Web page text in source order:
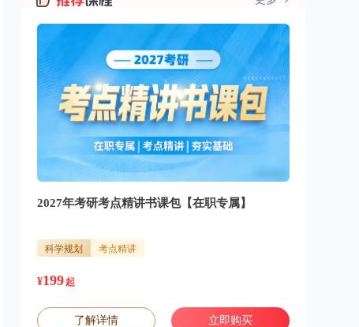
2027年考研考点精讲书课包【在职专属】
科学规划 考点精讲
¥199 起
了解详情 立即购买